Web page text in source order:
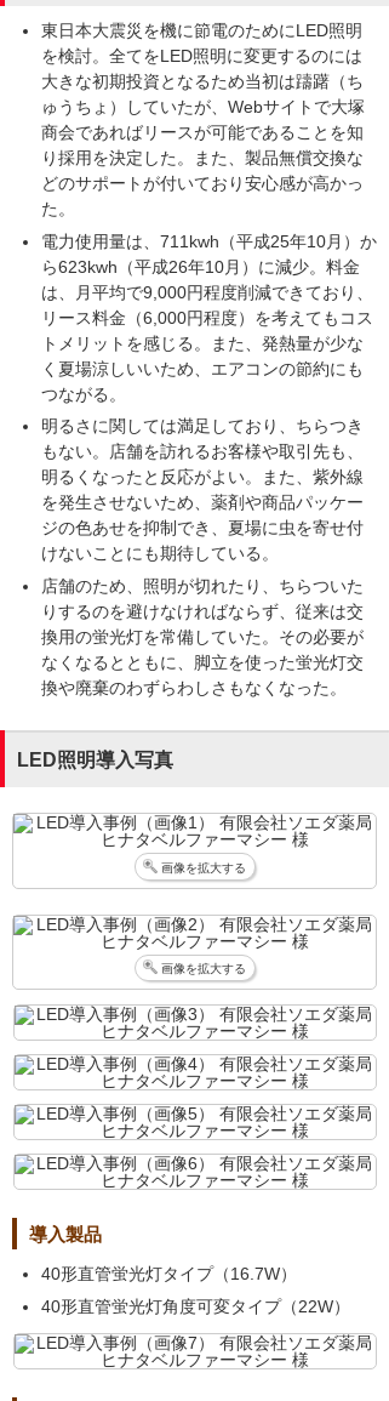
東日本大震災を機に節電のためにLED照明
を検討。全てをLED照明に変更するのには
大きな初期投資となるため当初は躊躇（ち
ゅうちょ）していたが、Webサイトで大塚
商会であればリースが可能であることを知
り採用を決定した。また、製品無償交換な
どのサポートが付いており安心感が高かっ
た。
電力使用量は、711kwh（平成25年10月）か
ら623kwh（平成26年10月）に減少。料金
は、月平均で9,000円程度削減できており、
リース料金（6,000円程度）を考えてもコス
トメリットを感じる。また、発熱量が少な
く夏場涼しいいため、エアコンの節約にも
つながる。
明るさに関しては満足しており、ちらつき
もない。店舗を訪れるお客様や取引先も、
明るくなったと反応がよい。また、紫外線
を発生させないため、薬剤や商品パッケー
ジの色あせを抑制でき、夏場に虫を寄せ付
けないことにも期待している。
店舗のため、照明が切れたり、ちらついた
りするのを避けなければならず、従来は交
換用の蛍光灯を常備していた。その必要が
なくなるとともに、脚立を使った蛍光灯交
換や廃棄のわずらわしさもなくなった。
LED照明導入写真
画像を拡大する
画像を拡大する
導入製品
40形直管蛍光灯タイプ（16.7W）
40形直管蛍光灯角度可変タイプ（22W）